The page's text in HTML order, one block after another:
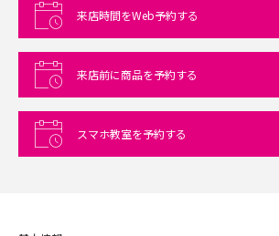
来店時間をWeb予約する
来店前に商品を予約する
スマホ教室を予約する